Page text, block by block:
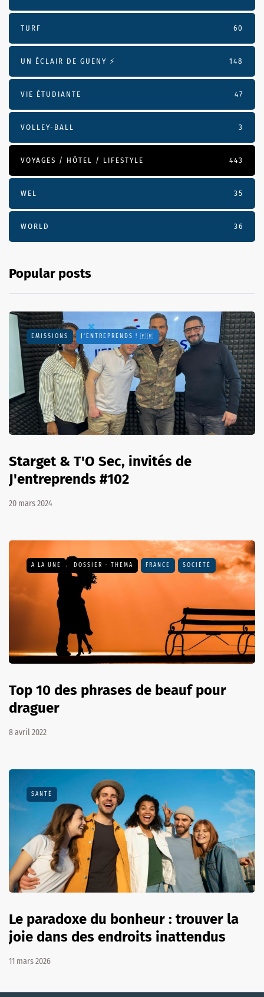
TURF 60
UN ÉCLAIR DE GUENY ⚡️ 148
VIE ÉTUDIANTE 47
VOLLEY-BALL 3
VOYAGES / HÔTEL / LIFESTYLE 443
WEL 35
WORLD 36
Popular posts
EMISSIONS J'ENTREPRENDS ! 🇫🇷
Starget & T'O Sec, invités de
J'entreprends #102
20 mars 2024
A LA UNE DOSSIER - THEMA FRANCE SOCIÉTÉ
Top 10 des phrases de beauf pour
draguer
8 avril 2022
SANTÉ
Le paradoxe du bonheur : trouver la
joie dans des endroits inattendus
11 mars 2026